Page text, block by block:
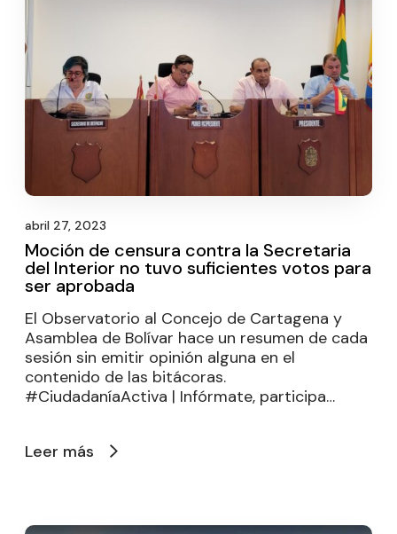
abril 27, 2023
Moción de censura contra la Secretaria
del Interior no tuvo suficientes votos para
ser aprobada
El Observatorio al Concejo de Cartagena y
Asamblea de Bolívar hace un resumen de cada
sesión sin emitir opinión alguna en el
contenido de las bitácoras.
#CiudadaníaActiva | Infórmate, participa…
Leer más